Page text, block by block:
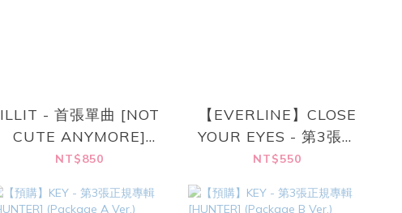
ILLIT - 首張單曲 [NOT
CUTE ANYMORE]
(ILLIT x Ashley
NT$850
【EVERLINE】CLOSE
YOUR EYES - 第3張迷
你專輯 [blackout]
NT$550